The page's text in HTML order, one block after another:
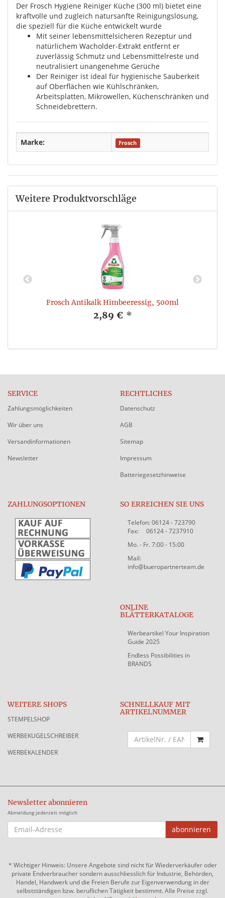
Der Frosch Hygiene Reiniger Küche (300 ml) bietet eine
kraftvolle und zugleich natursanfte Reinigungslösung,
die speziell für die Küche entwickelt wurde
Mit seiner lebensmittelsicheren Rezeptur und
natürlichem Wacholder-Extrakt entfernt er
zuverlässig Schmutz und Lebensmittelreste und
neutralisiert unangenehme Gerüche
Der Reiniger ist ideal für hygienische Sauberkeit
auf Oberflächen wie Kühlschränken,
Arbeitsplatten, Mikrowellen, Küchenschränken und
Schneidebrettern.
Marke: Frosch
Weitere Produktvorschläge
Frosch Antikalk Himbeeressig, 500ml
2,89 € *
SERVICE
Zahlungsmöglichkeiten
Wir über uns
Versandinformationen
Newsletter
RECHTLICHES
Datenschutz
AGB
Sitemap
Impressum
Batteriegesetzhinweise
ZAHLUNGSOPTIONEN SO ERREICHEN SIE UNS
Telefon: 06124 - 723790
Fax: 06124 - 7237910
Mo. - Fr. 7:00 - 15:00
Mail:
info@bueropartnerteam.de
ONLINE
BLÄTTERKATALOGE
Werbeartikel Your Inspiration
Guide 2025
Endless Possibilities in
BRANDS
WEITERE SHOPS
STEMPELSHOP
WERBEKUGELSCHREIBER
WERBEKALENDER
SCHNELLKAUF MIT
ARTIKELNUMMER
Newsletter abonnieren
Abmeldung jederzeit möglich
EMAIL-
ADRESSE
abonnieren
* Wichtiger Hinweis: Unsere Angebote sind nicht für Wiederverkäufer oder
private Endverbraucher sondern ausschliesslich für Industrie, Behörden,
Handel, Handwerk und die Freien Berufe zur Eigenverwendung in der
selbstständigen bzw. beruflichen Tätigkeit bestimmt. Alle Preise zzgl.